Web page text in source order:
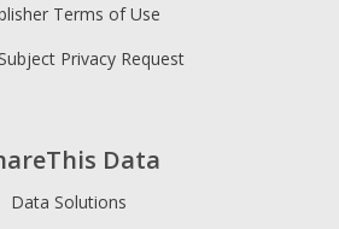
Data
Data Solutions
Terms of Use
Privacy Request